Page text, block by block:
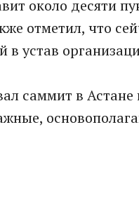
около десяти
отметил, что
в устав
саммит в